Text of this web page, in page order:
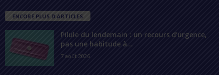
ENCORE PLUS D'ARTICLES
Pilule du lendemain : un recours d’urgence,
pas une habitude à...
7 août 2026